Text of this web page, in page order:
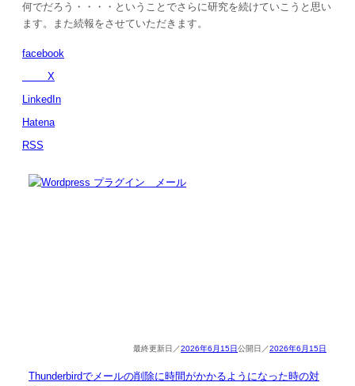
何でだろう・・・・ということでさらに研究を続けていこうと思い
ます。また続報をさせていただきます。
facebook
X
LinkedIn
Hatena
RSS
2026年6月15日 2026年6月15日
Thunderbirdでメールの削除に時間がかかるようになった時の対